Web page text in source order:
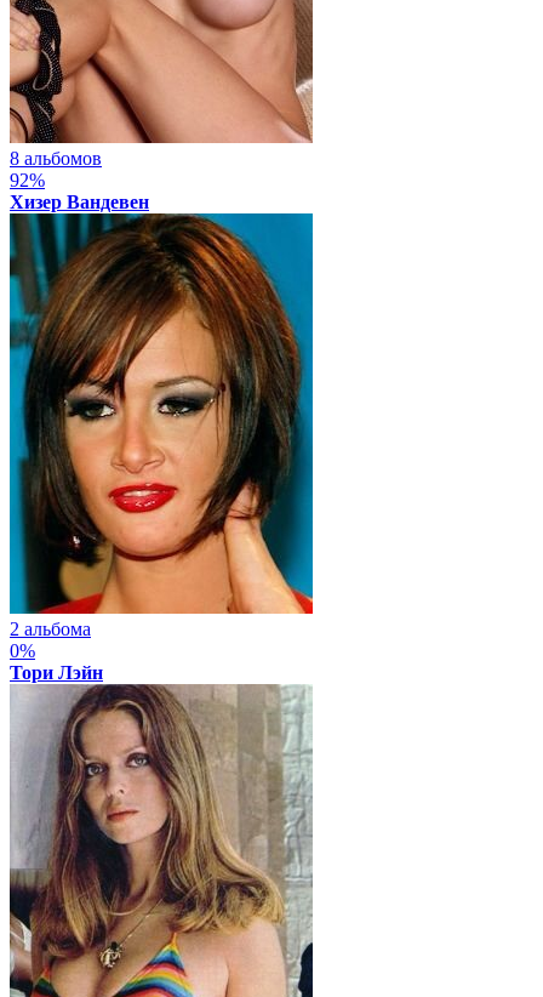
8 альбомов
92%
Хизер Вандевен
2 альбома
0%
Тори Лэйн